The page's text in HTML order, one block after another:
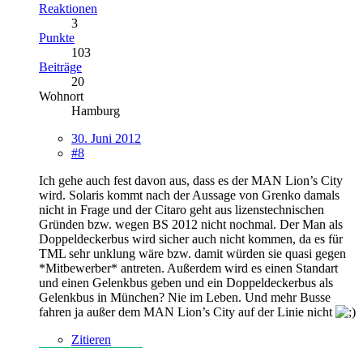
Reaktionen
3
Punkte
103
Beiträge
20
Wohnort
Hamburg
30. Juni 2012
#8
Ich gehe auch fest davon aus, dass es der MAN Lion’s City
wird. Solaris kommt nach der Aussage von Grenko damals
nicht in Frage und der Citaro geht aus lizenstechnischen
Gründen bzw. wegen BS 2012 nicht nochmal. Der Man als
Doppeldeckerbus wird sicher auch nicht kommen, da es für
TML sehr unklung wäre bzw. damit würden sie quasi gegen
*Mitbewerber* antreten. Außerdem wird es einen Standart
und einen Gelenkbus geben und ein Doppeldeckerbus als
Gelenkbus in München? Nie im Leben. Und mehr Busse
fahren ja außer dem MAN Lion’s City auf der Linie nicht
Zitieren